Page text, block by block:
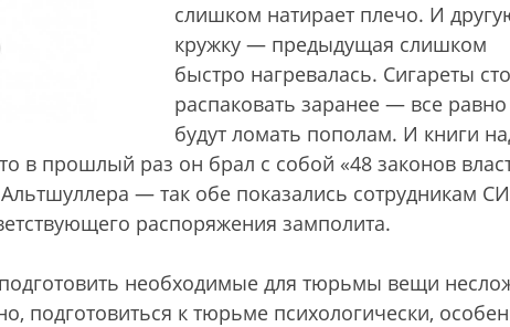
слишком натирает плечо. И
кружку — предыдущая слишком
быстро нагревалась. Сигареты
распаковать заранее — все
будут ломать пополам. И книги
в прошлый раз он брал с собой «48 законов
— так обе показались сотрудникам
распоряжения замполита.
необходимые для тюрьмы вещи
подготовиться к тюрьме психологически,